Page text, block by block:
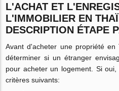
L'ACHAT ET
L'IMMOBILIER EN
DESCRIPTION ÉTAPE
Avant d'acheter une propriété
déterminer si un étranger
pour acheter un logement. Si
critères suivants: